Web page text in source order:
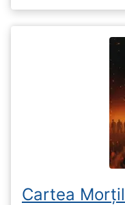
Cartea